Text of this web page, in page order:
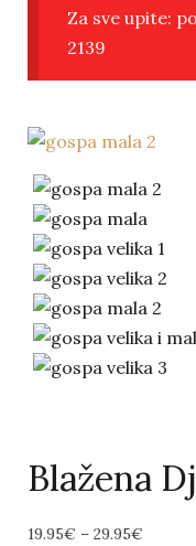
Za sve upite:
2139
Blažena
19.95€ – 29.95€